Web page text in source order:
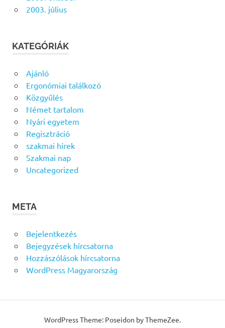
2003. július
KATEGÓRIÁK
Ajánló
Ergonómiai találkozó
Közgyűlés
Német tartalom
Nyári egyetem
Regisztráció
szakmai hírek
Szakmai nap
Uncategorized
META
Bejelentkezés
Bejegyzések hírcsatorna
Hozzászólások hírcsatorna
WordPress Magyarország
WordPress Theme: Poseidon by ThemeZee.